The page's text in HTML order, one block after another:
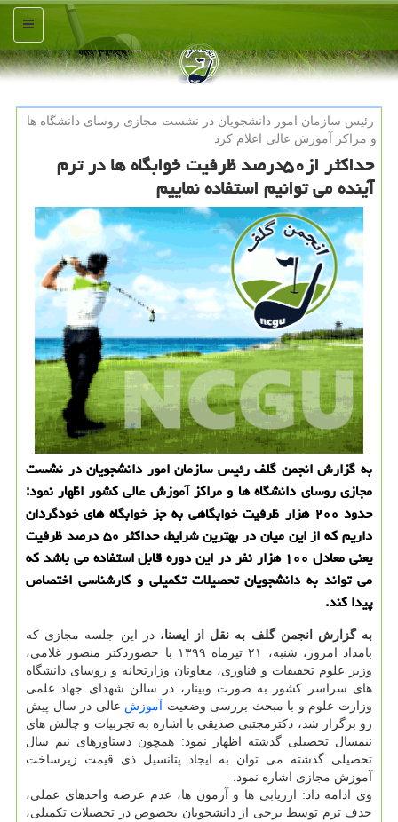
منو
رئیس سازمان امور دانشجویان در نشست مجازی روسای دانشگاه ها
و مراكز آموزش عالی اعلام كرد
حداكثر از۵۰درصد ظرفیت خوابگاه ها در ترم
آینده می توانیم استفاده نماییم
به گزارش انجمن گلف رئیس سازمان امور دانشجویان در نشست
مجازی روسای دانشگاه ها و مراكز آموزش عالی كشور اظهار نمود:
حدود ۲۰۰ هزار ظرفیت خوابگاهی به جز خوابگاه های خودگردان
داریم كه از این میان در بهترین شرایط، حداكثر ۵۰ درصد ظرفیت
یعنی معادل ۱۰۰ هزار نفر در این دوره قابل استفاده می باشد كه
می تواند به دانشجویان تحصیلات تكمیلی و كارشناسی اختصاص
پیدا كند.
به گزارش انجمن گلف به نقل از ایسنا،در این جلسه مجازی که
بامداد امروز، شنبه، ۲۱ تیرماه ۱۳۹۹ با حضوردکتر منصور غلامی،
وزیر علوم تحقیقات و فناوری، معاونان وزارتخانه و روسای دانشگاه
های سراسر کشور به صورت وبینار، در سالن شهدای جهاد علمی
وزارت علوم و با مبحث بررسی وضعیت
آموزش عالی در سال پیش
رو برگزار شد، دکترمجتبی صدیقی با اشاره به تجربیات و چالش های
نیمسال تحصیلی گذشته اظهار نمود: همچون دستاورهای نیم سال
تحصیلی گذشته می توان به ایجاد پتانسیل ذی قیمت زیرساخت
آموزش مجازی اشاره نمود.
وی ادامه داد: ارزیابی ها و آزمون ها، عدم عرضه واحدهای عملی،
حذف ترم توسط برخی از دانشجویان بخصوص در تحصیلات تکمیلی،